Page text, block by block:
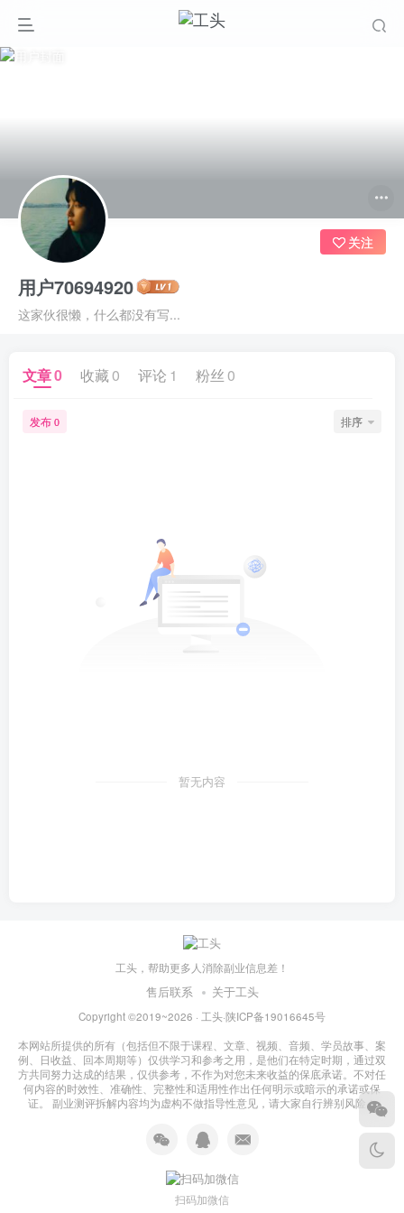
用户70694920
这家伙很懒，什么都没有写...
关注
文章0 收藏 0 评论 1 粉丝 0
发布 0 排序
暂无内容
工头，帮助更多人消除副业信息差！
售后联系 关于工头
Copyright ©2019~2026 · 工头·陕ICP备19016645号
本网站所提供的所有（包括但不限于课程、文章、视频、音频、学员故事、案
例、日收益、回本周期等）仅供学习和参考之用，是他们在特定时期，通过双
方共同努力达成的结果，仅供参考，不作为对您未来收益的保底承诺。不对任
何内容的时效性、准确性、完整性和适用性作出任何明示或暗示的承诺或保
证。 副业测评拆解内容均为虚构不做指导性意见，请大家自行辨别风险！
扫码加微信